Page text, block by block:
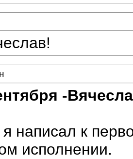
-
написал к
исполнении.